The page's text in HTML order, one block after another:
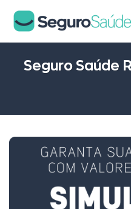
Seguro Saúde